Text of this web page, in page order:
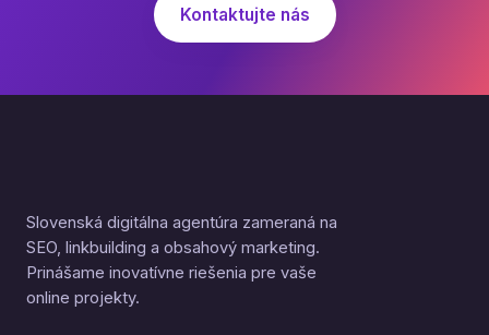
Kontaktujte nás
Slovenská digitálna agentúra zameraná na
SEO, linkbuilding a obsahový marketing.
Prinášame inovatívne riešenia pre vaše
online projekty.